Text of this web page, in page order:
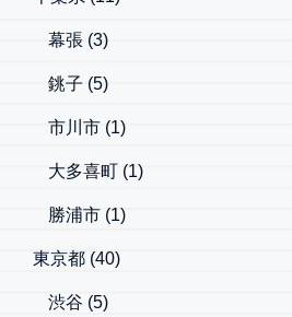
幕張 (3)
銚子 (5)
市川市 (1)
大多喜町 (1)
勝浦市 (1)
東京都 (40)
渋谷 (5)